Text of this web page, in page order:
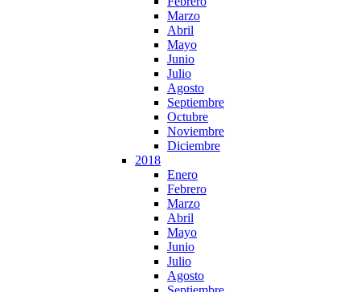
Marzo
Abril
Mayo
Junio
Julio
Agosto
Septiembre
Octubre
Noviembre
Diciembre
2018
Enero
Febrero
Marzo
Abril
Mayo
Junio
Julio
Agosto